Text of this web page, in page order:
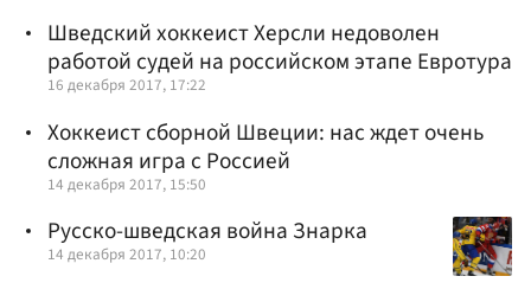
Шведский хоккеист Херсли недоволен
работой судей на российском этапе Евротура
16 декабря 2017, 17:22
Хоккеист сборной Швеции: нас ждет очень
сложная игра с Россией
14 декабря 2017, 15:50
Русско-шведская война Знарка
14 декабря 2017, 10:20